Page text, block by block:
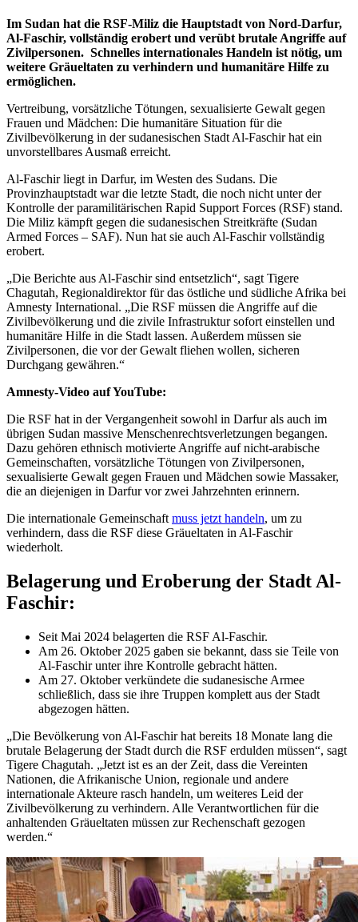
Im Sudan hat die RSF-Miliz die Hauptstadt von Nord-Darfur,
Al-Faschir, vollständig erobert und verübt brutale Angriffe auf
Zivilpersonen. Schnelles internationales Handeln ist nötig, um
weitere Gräueltaten zu verhindern und humanitäre Hilfe zu
ermöglichen.
Vertreibung, vorsätzliche Tötungen, sexualisierte Gewalt gegen
Frauen und Mädchen: Die humanitäre Situation für die
Zivilbevölkerung in der sudanesischen Stadt Al-Faschir hat ein
unvorstellbares Ausmaß erreicht.
Al-Faschir liegt in Darfur, im Westen des Sudans. Die
Provinzhauptstadt war die letzte Stadt, die noch nicht unter der
Kontrolle der paramilitärischen Rapid Support Forces (RSF) stand.
Die Miliz kämpft gegen die sudanesischen Streitkräfte (Sudan
Armed Forces – SAF). Nun hat sie auch Al-Faschir vollständig
erobert.
„Die Berichte aus Al-Faschir sind entsetzlich“, sagt Tigere
Chagutah, Regionaldirektor für das östliche und südliche Afrika bei
Amnesty International. „Die RSF müssen die Angriffe auf die
Zivilbevölkerung und die zivile Infrastruktur sofort einstellen und
humanitäre Hilfe in die Stadt lassen. Außerdem müssen sie
Zivilpersonen, die vor der Gewalt fliehen wollen, sicheren
Durchgang gewähren.“
Amnesty-Video auf YouTube:
Die RSF hat in der Vergangenheit sowohl in Darfur als auch im
übrigen Sudan massive Menschenrechtsverletzungen begangen.
Dazu gehören ethnisch motivierte Angriffe auf nicht-arabische
Gemeinschaften, vorsätzliche Tötungen von Zivilpersonen,
sexualisierte Gewalt gegen Frauen und Mädchen sowie Massaker,
die an diejenigen in Darfur vor zwei Jahrzehnten erinnern.
Die internationale Gemeinschaft muss jetzt handeln, um zu
verhindern, dass die RSF diese Gräueltaten in Al-Faschir
wiederholt.
Belagerung und Eroberung der Stadt Al-
Faschir:
Seit Mai 2024 belagerten die RSF Al-Faschir.
Am 26. Oktober 2025 gaben sie bekannt, dass sie Teile von
Al-Faschir unter ihre Kontrolle gebracht hätten.
Am 27. Oktober verkündete die sudanesische Armee
schließlich, dass sie ihre Truppen komplett aus der Stadt
abgezogen hätten.
„Die Bevölkerung von Al-Faschir hat bereits 18 Monate lang die
brutale Belagerung der Stadt durch die RSF erdulden müssen“, sagt
Tigere Chagutah. „Jetzt ist es an der Zeit, dass die Vereinten
Nationen, die Afrikanische Union, regionale und andere
internationale Akteure rasch handeln, um weiteres Leid der
Zivilbevölkerung zu verhindern. Alle Verantwortlichen für die
anhaltenden Gräueltaten müssen zur Rechenschaft gezogen
werden.“